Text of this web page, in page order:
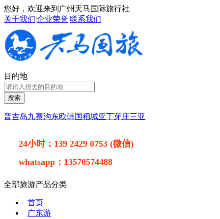
您好，欢迎来到广州天马国际旅行社
关于我们|企业荣誉|联系我们
目的地
搜索
普吉岛九寨沟东欧韩国稻城亚丁芽庄三亚
24小时： 139 2429 0753 (微信)
whatsapp： 13570574488
全部旅游产品分类
首页
广东游